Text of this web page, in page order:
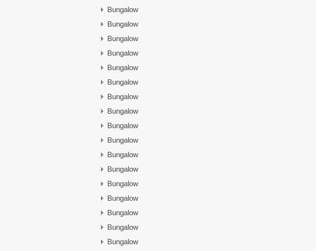
Bungalow
Bungalow
Bungalow
Bungalow
Bungalow
Bungalow
Bungalow
Bungalow
Bungalow
Bungalow
Bungalow
Bungalow
Bungalow
Bungalow
Bungalow
Bungalow
Bungalow